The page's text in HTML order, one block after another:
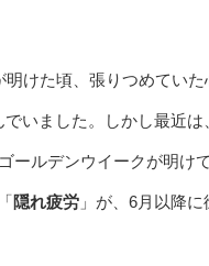
けた頃、張りつめていた
いました。しかし最近は
ールデンウイークが明け
隠れ疲労 」が、6月以降に